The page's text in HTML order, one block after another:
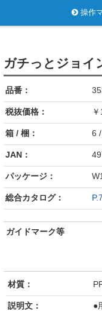
操作
ガチっとジョイ
品番：
税抜価格：
箱 / 梱： 6
JAN：
パッケージ：
総合カタログ：
ガイドマーク等
材質：
説明文：
●